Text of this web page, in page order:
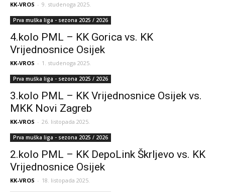
KK-VROS - 9. studenoga 2025.
Prva muška liga - sezona 2025 / 2026
4.kolo PML – KK Gorica vs. KK
Vrijednosnice Osijek
KK-VROS - 1. studenoga 2025.
Prva muška liga - sezona 2025 / 2026
3.kolo PML – KK Vrijednosnice Osijek vs.
MKK Novi Zagreb
KK-VROS - 26. listopada 2025.
Prva muška liga - sezona 2025 / 2026
2.kolo PML – KK DepoLink Škrljevo vs. KK
Vrijednosnice Osijek
KK-VROS - 18. listopada 2025.